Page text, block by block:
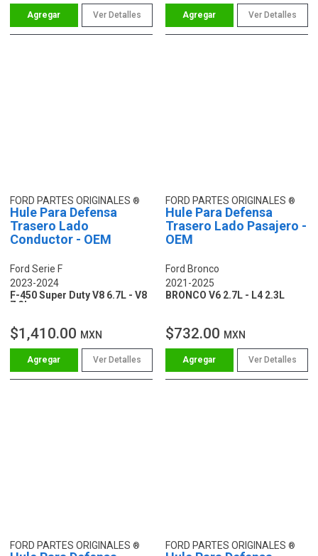
Ver Detalles Ver Detalles
FORD PARTES ORIGINALES
Hule Para Defensa
Trasero Lado
Conductor - OEM
Ford Serie F
2023-2024
F-450 Super Duty V8 6.7L - V8
7.3L
$1,410.00 MXN
Ver Detalles
FORD PARTES ORIGINALES
Hule Para Defensa
Trasero Lado Pasajero -
OEM
Ford Bronco
2021-2025
BRONCO V6 2.7L - L4 2.3L
$732.00 MXN
Ver Detalles
FORD PARTES ORIGINALES FORD PARTES ORIGINALES